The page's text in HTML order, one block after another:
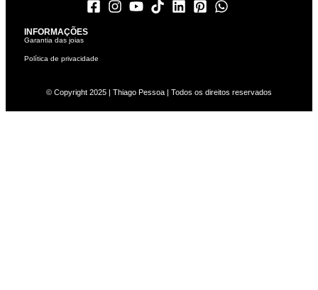
INFORMAÇÕES
Garantia das joias
Política de privacidade
© Copyright 2025 | Thiago Pessoa | Todos os direitos reservados